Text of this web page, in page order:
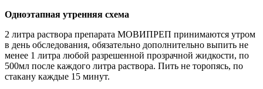
Одноэтапная утренняя схема
2 литра раствора препарата МОВИПРЕП принимаются утром
в день обследования, обязательно дополнительно выпить не
менее 1 литра любой разрешенной прозрачной жидкости, по
500мл после каждого литра раствора. Пить не торопясь, по
стакану каждые 15 минут.